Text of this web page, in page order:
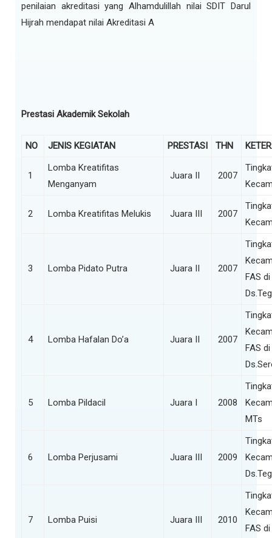
penilaian akreditasi yang Alhamdulillah nilai SDIT Darul
Hijrah mendapat nilai Akreditasi A
Prestasi Akademik Sekolah
NO JENIS KEGIATAN PRESTASI THN
1
Lomba Kreatifitas
Menganyam
Juara II 2007
2 Lomba Kreatifitas Melukis Juara III 2007
3 Lomba Pidato Putra Juara II 2007
FAS di
4 Lomba Hafalan Do’a Juara II 2007
FAS di
5 Lomba Pildacil Juara I 2008
MTs
6 Lomba Perjusami Juara III 2009
7 Lomba Puisi Juara III 2010
FAS di